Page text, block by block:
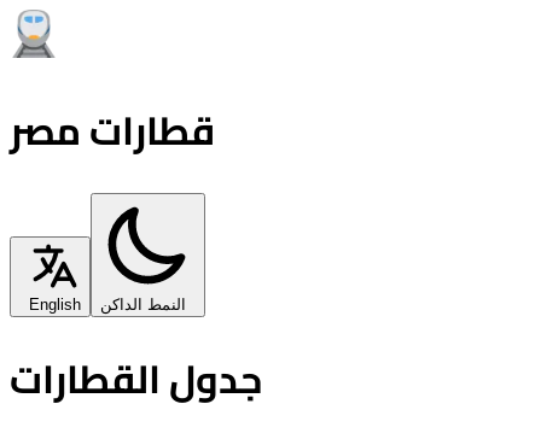
قطارات مصر
English النمط الداكن
جدول القطارات